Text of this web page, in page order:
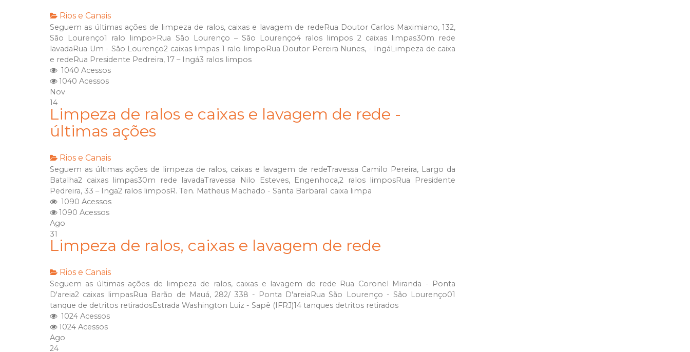
Rios e Canais
Seguem as últimas ações de limpeza de ralos, caixas e lavagem de redeRua Doutor Carlos Maximiano, 132,
São Lourenço1 ralo limpo>Rua São Lourenço – São Lourenço4 ralos limpos 2 caixas limpas30m rede
lavadaRua Um - São Lourenço2 caixas limpas 1 ralo limpoRua Doutor Pereira Nunes, - IngáLimpeza de caixa
e redeRua Presidente Pedreira, 17 – Ingá3 ralos limpos
1040 Acessos
1040 Acessos
Nov
14
Limpeza de ralos e caixas e lavagem de rede -
últimas ações
Rios e Canais
Seguem as últimas ações de limpeza de ralos, caixas e lavagem de redeTravessa Camilo Pereira, Largo da
Batalha2 caixas limpas30m rede lavadaTravessa Nilo Esteves, Engenhoca,2 ralos limposRua Presidente
Pedreira, 33 – Inga2 ralos limposR. Ten. Matheus Machado - Santa Barbara1 caixa limpa
1090 Acessos
1090 Acessos
Ago
31
Limpeza de ralos, caixas e lavagem de rede
Rios e Canais
Seguem as últimas ações de limpeza de ralos, caixas e lavagem de rede Rua Coronel Miranda - Ponta
D'areia2 caixas limpasRua Barão de Mauá, 282/ 338 - Ponta D'areiaRua São Lourenço - São Lourenço01
tanque de detritos retiradosEstrada Washington Luiz - Sapê (IFRJ)14 tanques detritos retirados
1024 Acessos
1024 Acessos
Ago
24